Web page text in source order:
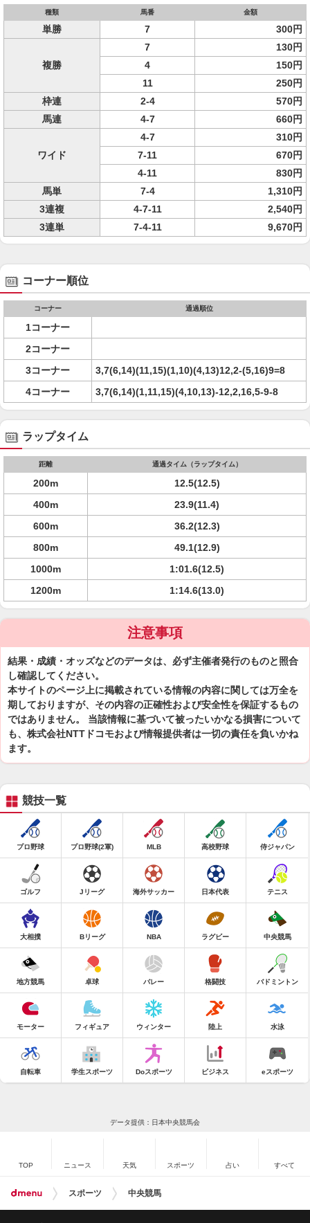
種類 馬番 金額
単勝 7 300円
複勝
7
130円
4
150円
11
250円
枠連
2-4
570円
馬連
4-7 660円
ワイド
4-7
310円
7-11
670円
4-11
830円
馬単
7-4
1,310円
3連複
4-7-11
2,540円
3連単
7-4-11 9,670円
コーナー順位
コーナー 通過順位
1コーナー
2コーナー
3コーナー
3,7(6,14)(11,15)(1,10)(4,13)12,2-(5,16)9=8
4コーナー
3,7(6,14)(1,11,15)(4,10,13)-12,2,16,5-9-8
ラップタイム
距離 通過タイム（ラップタイム）
200m
12.5(12.5)
400m
23.9(11.4)
600m
36.2(12.3)
800m
49.1(12.9)
1000m
1:01.6(12.5)
1200m
1:14.6(13.0)
注意事項
結果・成績・オッズなどのデータは、必ず主催者発行のものと照合
し確認してください。
本サイトのページ上に掲載されている情報の内容に関しては万全を
期しておりますが、その内容の正確性および安全性を保証するもの
ではありません。 当該情報に基づいて被ったいかなる損害について
も、株式会社NTTドコモおよび情報提供者は一切の責任を負いかね
ます。
競技一覧
プロ野球 プロ野球(2軍) MLB 高校野球 侍ジャパン
ゴルフ Jリーグ 海外サッカー 日本代表 テニス
大相撲 Bリーグ NBA ラグビー 中央競馬
地方競馬 卓球 バレー 格闘技 バドミントン
モーター フィギュア ウィンター 陸上 水泳
自転車 学生スポーツ Doスポーツ ビジネス eスポーツ
データ提供：日本中央競馬会
TOP ニュース 天気 スポーツ 占い すべて
スポーツ 中央競馬